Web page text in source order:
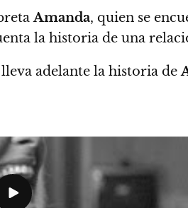
Amanda, quien se
la historia de una
lleva adelante la historia de